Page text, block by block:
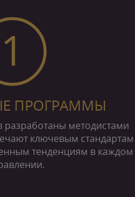
1
ПРОГРАММЫ
методистами
ключевым стандартам
тенденциям в каждом